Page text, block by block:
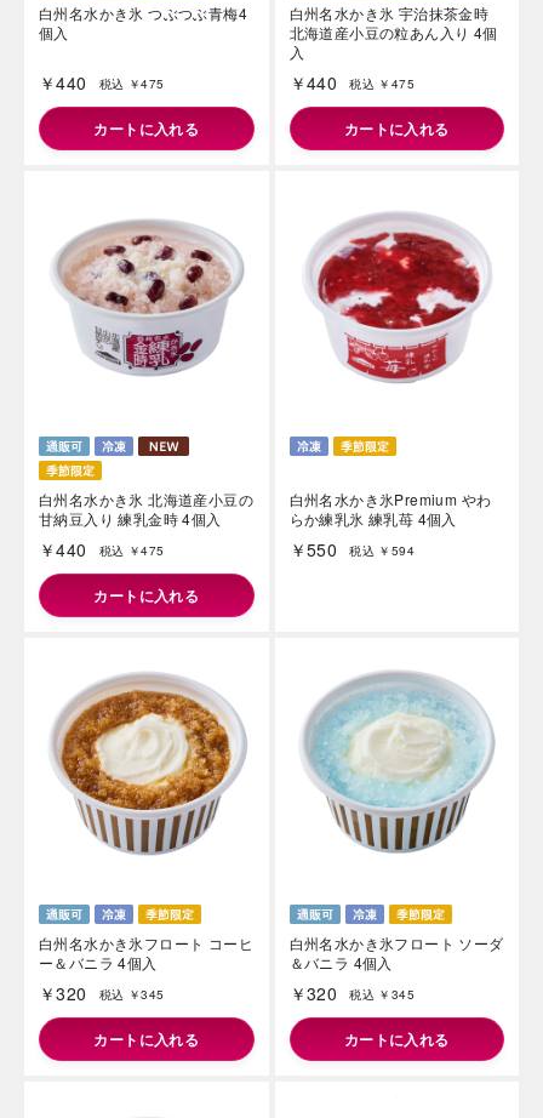
白州名水かき氷 つぶつぶ青梅4
個入
￥440 税込 ￥475
カートに入れる
白州名水かき氷 宇治抹茶金時
北海道産小豆の粒あん入り 4個
入
￥440 税込 ￥475
カートに入れる
白州名水かき氷 北海道産小豆の
甘納豆入り 練乳金時 4個入
￥440 税込 ￥475
カートに入れる
白州名水かき氷Premium やわ
らか練乳氷 練乳苺 4個入
￥550 税込 ￥594
白州名水かき氷フロート コーヒ
ー＆バニラ 4個入
￥320 税込 ￥345
カートに入れる
白州名水かき氷フロート ソーダ
＆バニラ 4個入
￥320 税込 ￥345
カートに入れる